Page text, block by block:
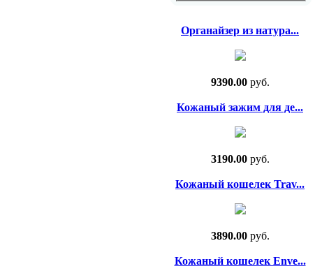
Органайзер из натура...
9390.00руб.
Кожаный зажим для де...
3190.00руб.
Кожаный кошелек Trav...
3890.00руб.
Кожаный кошелек Enve...